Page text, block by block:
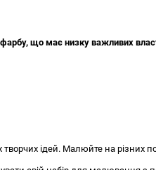
фарбу, що має низку важливих
ідей. Малюйте на різних